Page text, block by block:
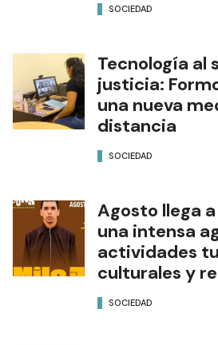
SOCIEDAD
Tecnología al
justicia:
una nueva
distancia
SOCIEDAD
Agosto llega
una intensa
actividades
culturales y
SOCIEDAD